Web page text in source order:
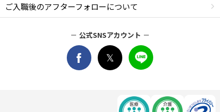
ご入職後のアフターフォローについて
公式SNSアカウント